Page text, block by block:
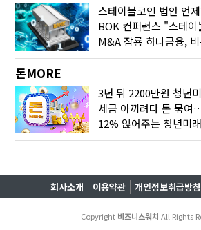
스테이블코인 법안 언
돈MORE
회사소개 이용약관 개인정보취급방침
Copyright 비즈니스워치 All Rights